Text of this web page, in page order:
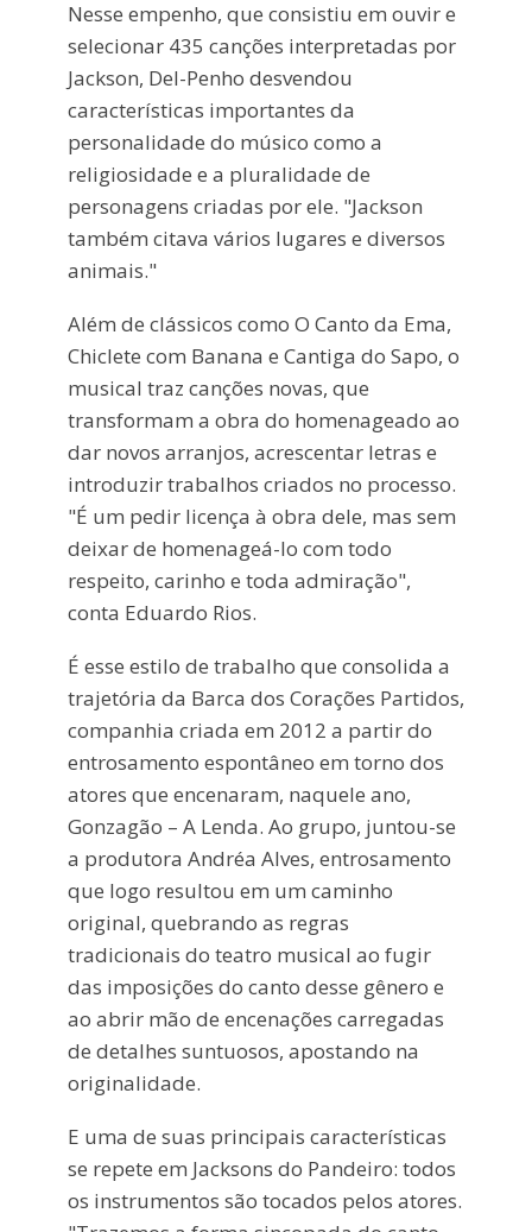
Nesse empenho, que consistiu em ouvir e
selecionar 435 canções interpretadas por
Jackson, Del-Penho desvendou
características importantes da
personalidade do músico como a
religiosidade e a pluralidade de
personagens criadas por ele. "Jackson
também citava vários lugares e diversos
animais."
Além de clássicos como O Canto da Ema,
Chiclete com Banana e Cantiga do Sapo, o
musical traz canções novas, que
transformam a obra do homenageado ao
dar novos arranjos, acrescentar letras e
introduzir trabalhos criados no processo.
"É um pedir licença à obra dele, mas sem
deixar de homenageá-lo com todo
respeito, carinho e toda admiração",
conta Eduardo Rios.
É esse estilo de trabalho que consolida a
trajetória da Barca dos Corações Partidos,
companhia criada em 2012 a partir do
entrosamento espontâneo em torno dos
atores que encenaram, naquele ano,
Gonzagão – A Lenda. Ao grupo, juntou-se
a produtora Andréa Alves, entrosamento
que logo resultou em um caminho
original, quebrando as regras
tradicionais do teatro musical ao fugir
das imposições do canto desse gênero e
ao abrir mão de encenações carregadas
de detalhes suntuosos, apostando na
originalidade.
E uma de suas principais características
se repete em Jacksons do Pandeiro: todos
os instrumentos são tocados pelos atores.